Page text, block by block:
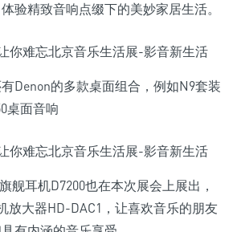
验精致音响点缀下的美妙家居生活。
Denon的多款桌面组合，例如N9套装
桌面音响
舰耳机D7200也在本次展会上展出，
放大器HD-DAC1，让喜欢音乐的朋友